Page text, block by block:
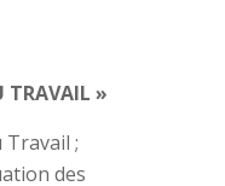
TRAVAIL »
;
des